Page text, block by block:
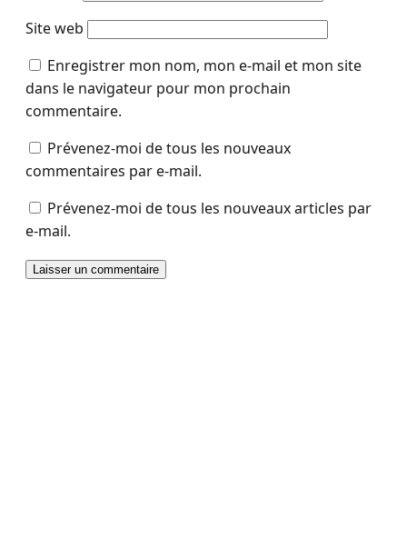
Site web
Enregistrer mon nom, mon e-mail et mon site
dans le navigateur pour mon prochain
commentaire.
Prévenez-moi de tous les nouveaux
commentaires par e-mail.
Prévenez-moi de tous les nouveaux articles par
e-mail.